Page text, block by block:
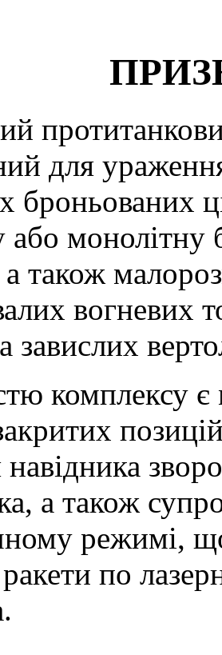
для
броньованих
або
також
вогневих
завислих
комплексу є
а також
режимі,
по